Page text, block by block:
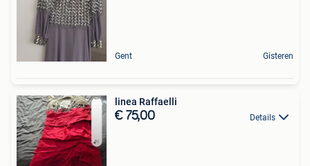
Gent Gisteren
linea Raffaelli
€ 75,00 Details